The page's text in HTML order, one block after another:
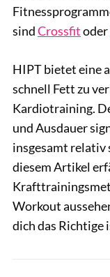
sindCrossfitoder
HIPT bietet eine
schnell Fett zu
Kardiotraining.
und Ausdauer
insgesamt relativ
diesem Artikel
Workout
dich das Richtige